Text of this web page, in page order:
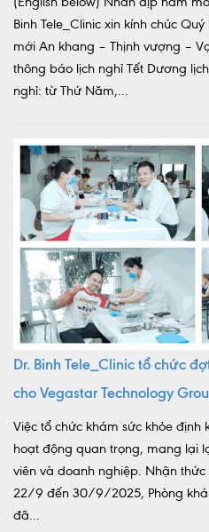
Binh Tele_Clinic xin kính chúc
mới An khang – Thịnh vượng –
thông báo lịch nghỉ Tết Dương
nghỉ: từ Thứ Năm,...
Dr. Binh Tele_Clinic tổ chức
cho Vegastar Technology
Việc tổ chức khám sức khỏe
hoạt động quan trọng, mang lại
viên và doanh nghiệp. Nhận
22/9 đến 30/9/2025, Phòng
đã...